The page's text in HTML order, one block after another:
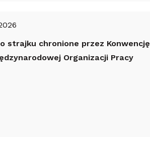
strajku chronione przez Konwencję
Organizacji Pracy